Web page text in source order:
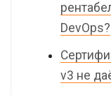
DevOps?
v3 не